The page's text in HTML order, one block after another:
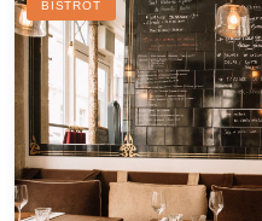
BISTROT